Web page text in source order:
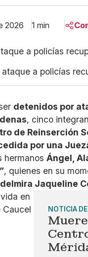
2026 1 min
a policías
detenidos por
, cinco
de Reinserción
por una
hermanosÁngel,
, quienes en su
Jaqueline
NOTICIA